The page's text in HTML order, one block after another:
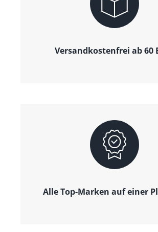
Versandkostenfrei ab 60
Alle Top-Marken auf einer